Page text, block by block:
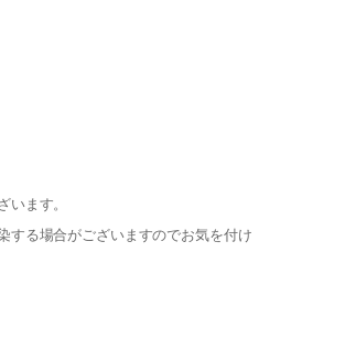
ます。
する場合がございますのでお気を付け